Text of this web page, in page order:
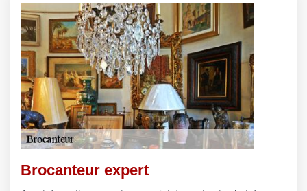
Brocanteur expert